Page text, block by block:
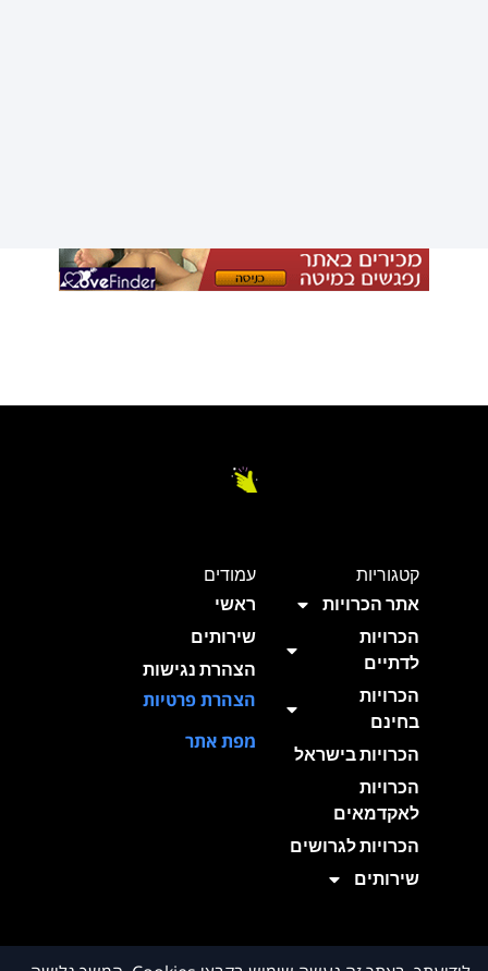
קטגוריות
אתר הכרויות
הכרויות
לדתיים
הכרויות
בחינם
הכרויות בישראל
הכרויות
לאקדמאים
הכרויות לגרושים
שירותים
עמודים
ראשי
שירותים
הצהרת נגישות
הצהרת פרטיות
מפת אתר